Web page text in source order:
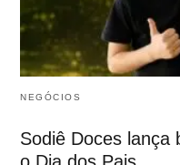
NEGÓCIOS
Sodiê Doces lança